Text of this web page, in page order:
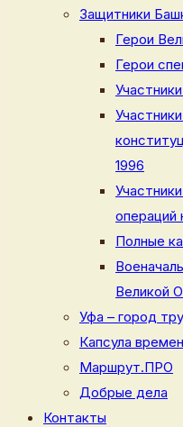
Защитники
Герои
Герои
1996
операций
Полные
Великой
Уфа – город
Капсула
Маршрут.ПРО
Добрые дела
Контакты